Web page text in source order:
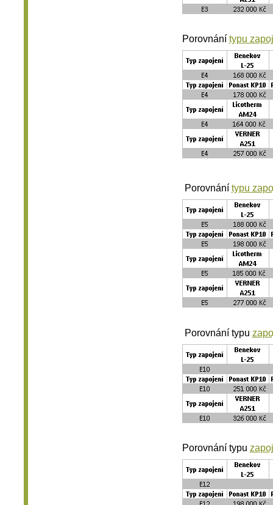
Porovnání typu
Porovnání typu
Porovnání typu
Porovnání typu